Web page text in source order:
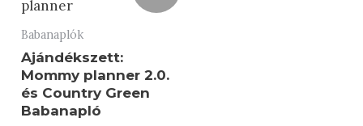
Babanaplók
Ajándékszett:
Mommy planner 2.0.
és Country Green
Babanapló